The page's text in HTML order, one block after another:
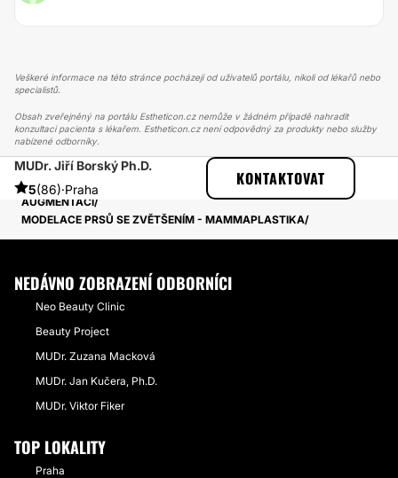
Veškeré informace na této stránce pocházejí od uživatelů portálu, nikoli od lékařů nebo
specialistů.
Obsah zveřejněný na portálu Estheticon.cz nemůže v žádném případě nahradit
konzultaci pacienta s lékařem. Estheticon.cz není odpovědný za produkty nebo služby
nabízené odborníky.
MUDr. Jiří Borský Ph.D.
5(86)·Praha
KONTAKTOVAT
ESTHETICON
PŘÍBĚHY
PŘÍBĚHY TÝKAJÍCÍ SE ZÁKROKU MODELACE PRSOU S
AUGMENTACÍ
MODELACE PRSŮ SE ZVĚTŠENÍM - MAMMAPLASTIKA
NEDÁVNO ZOBRAZENÍ ODBORNÍCI
Neo Beauty Clinic
Beauty Project
MUDr. Zuzana Macková
MUDr. Jan Kučera, Ph.D.
MUDr. Viktor Fiker
TOP LOKALITY
Praha